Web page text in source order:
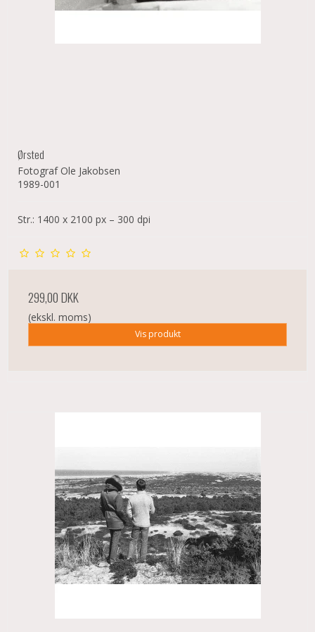
Ørsted
Fotograf Ole Jakobsen
1989-001
Str.: 1400 x 2100 px – 300 dpi
299,00 DKK
(ekskl. moms)
Vis produkt